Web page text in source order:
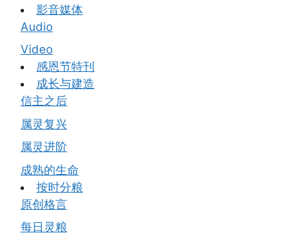
影音媒体
Audio
Video
感恩节特刊
成长与建造
信主之后
属灵复兴
属灵进阶
成熟的生命
按时分粮
原创格言
每日灵粮